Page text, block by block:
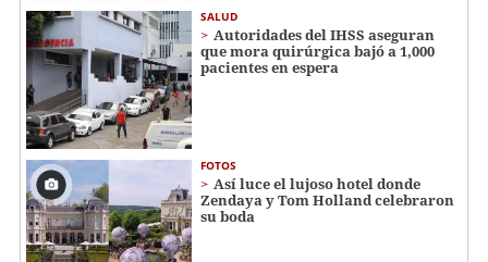
SALUD
Autoridades del IHSS aseguran
que mora quirúrgica bajó a 1,000
pacientes en espera
FOTOS
Así luce el lujoso hotel donde
Zendaya y Tom Holland celebraron
su boda